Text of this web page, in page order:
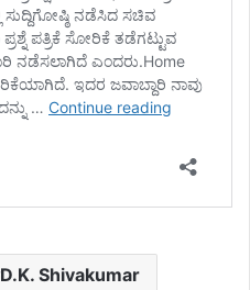
D.K. Shivakumar